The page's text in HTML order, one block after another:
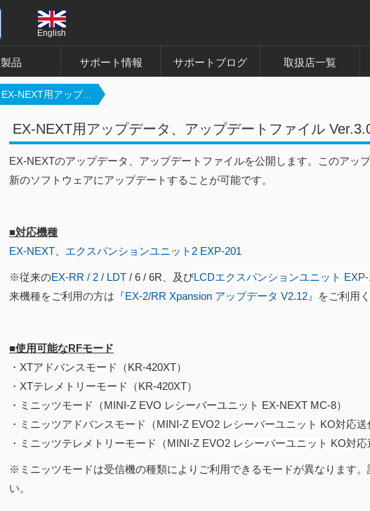
English
製品 サポート情報 サポートブログ 取扱店一覧
EX-NEXT用アップ...
EX-NEXT用アップデータ、アップデートファイル
EX-NEXTのアップデータ、アップデートファイルを公開します。このアッ
新のソフトウェアにアップデートすることが可能です。
■対応機種
EX-NEXT
エクスパンションユニット2 EXP-201
※従来のEX-RR / 2 / LDT / 6 / 6R、及びLCDエクスパンションユニット
来機種をご利用の方は 『EX-2/RR Xpansion アップデータ V2.12​ 』 をご利用
■使用可能なRFモード
・XTアドバンスモード（KR-420XT）
・XTテレメトリーモード（KR-420XT）
・ミニッツモード（MINI-Z EVO レシーバーユニット EX-NEXT MC-8）
・ミニッツアドバンスモード（MINI-Z EVO2 レシーバーユニット KO対応
・ミニッツテレメトリーモード（MINI-Z EVO2 レシーバーユニット KO対
※ミニッツモードは受信機の種類によりご利用できるモードが異なります。
い。